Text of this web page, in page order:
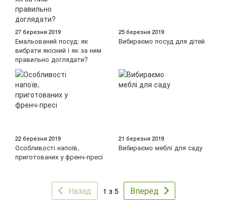
27 березня 2019
Емальований посуд: як
вибрати якісний і як за ним
правильно доглядати?
25 березня 2019
Вибираємо посуд для дітей
22 березня 2019
Особливості напоїв,
приготованих у френч-пресі
21 березня 2019
Вибираємо меблі для саду
Назад 1 з 5 Вперед